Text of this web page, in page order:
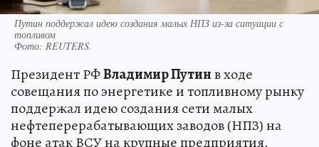
Путин поддержал идею создания малых НПЗ из-за ситуации с
топливом
Фото: REUTERS.
Президент РФВладимир Путинв ходе
совещания по энергетике и топливному рынку
поддержал идею создания сети малых
нефтеперерабатывающих заводов (НПЗ) на
фоне атак ВСУ на крупные предприятия.